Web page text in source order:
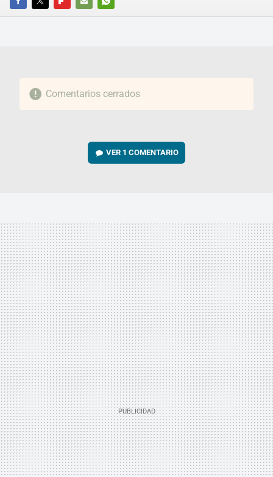
FACEBOOKTWITTERFLIPBOARD
E-
WHATSAPP
Comentarios cerrados
VER 1 COMENTARIO